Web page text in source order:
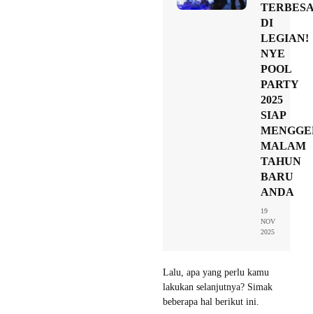
DI
LEGIAN!
NYE
POOL
PARTY
2025
SIAP
MALAM
TAHUN
BARU
ANDA
19
NOV
2025
Lalu, apa yang perlu kamu
lakukan selanjutnya? Simak
beberapa hal berikut ini.